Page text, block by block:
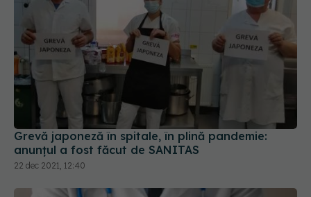
Grevă japoneză în spitale, în plină pandemie:
anunțul a fost făcut de SANITAS
22 dec 2021, 12:40